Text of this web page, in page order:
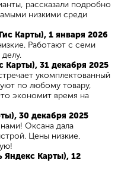
рассказали подробно
низкими среди
Карты), 1 января 2026
Работают с семи
Карты), 31 декабря 2025
укомплектованный
по любому товару,
экономит время на
30 декабря 2025
Оксана дала
Цены низкие,
Яндекс Карты), 12